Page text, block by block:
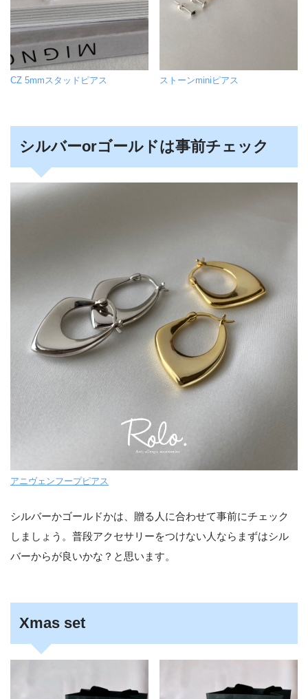
CZ 5mmスタッドピアス ストーンminiピアス
シルバーorゴールドは事前チェック
アニヴェンフープピアス
シルバーかゴールドかは、贈る人に合わせて事前にチェック
しましょう。普段アクセサリーをつけない人ならまずはシル
バーからが良いかな？と思います。
Xmas set